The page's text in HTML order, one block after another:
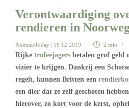
Verontwaardiging
rendieren in
AnimalsToday | 18 12 2019 2 min
Rijke trofeejagers betalen grof geld
vizier te krijgen. Dankzij een
regelt, kunnen Britten een
een dier dat ze zelf geschoten
hierover, zo kort voor de kerst,